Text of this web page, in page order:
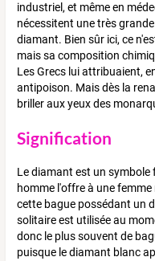
industriel, et même en
nécessitent une très
diamant. Bien sûr ici, ce
mais sa composition
Les Grecs lui attribuaient,
antipoison. Mais dès la
briller aux yeux des
Signification
Le diamant est un
homme l'offre à une
cette bague possédant un
solitaire est utilisée au
donc le plus souvent de
puisque le diamant blanc